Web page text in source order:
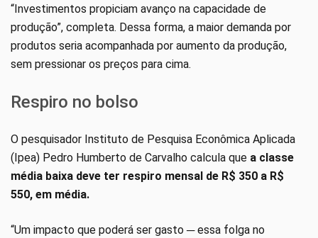
“Investimentos propiciam avanço na capacidade de
produção”, completa. Dessa forma, a maior demanda por
produtos seria acompanhada por aumento da produção,
sem pressionar os preços para cima.
Respiro no bolso
O pesquisador Instituto de Pesquisa Econômica Aplicada
(Ipea) Pedro Humberto de Carvalho calcula que a classe
média baixa deve ter respiro mensal de R$ 350 a R$
550, em média.
“Um impacto que poderá ser gasto ─ essa folga no